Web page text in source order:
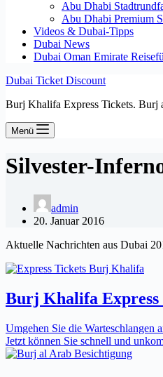
Abu Dhabi
Abu Dhabi Premium
Videos & Dubai-Tipps
Dubai News
Dubai Oman Emirate
Dubai Ticket Discount
Burj Khalifa Express Tickets.
Menü
Silvester-
admin
20. Januar 2016
Aktuelle Nachrichten aus Dubai
Burj Khalifa Express
Umgehen Sie die Warteschlangen
Jetzt können Sie schnell und